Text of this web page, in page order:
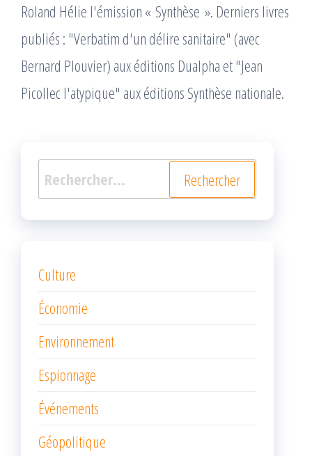
Roland Hélie l'émission « Synthèse ». Derniers livres
publiés : "Verbatim d'un délire sanitaire" (avec
Bernard Plouvier) aux éditions Dualpha et "Jean
Picollec l'atypique" aux éditions Synthèse nationale.
Rechercher :
Culture
Économie
Environnement
Espionnage
Événements
Géopolitique